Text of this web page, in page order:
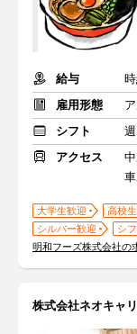
給与
雇用形態
シフト
アクセス
大学生歓迎 高校
シルバー歓迎
シ
明和フーズ株式会社の
株式会社ネオキャ